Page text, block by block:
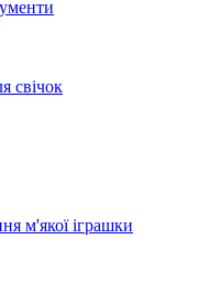
свічок
м'якої іграшки